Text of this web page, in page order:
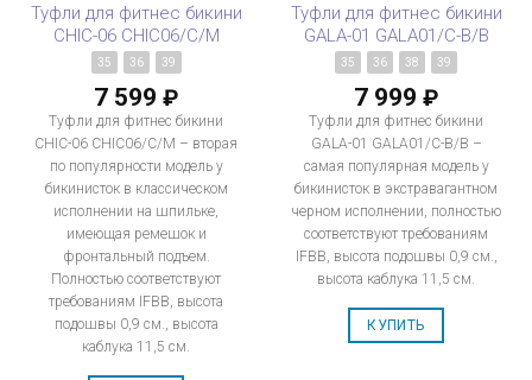
Туфли для фитнес бикини
CHIC-06 CHIC06/C/M
35 36 39
7 599 ₽
Туфли для фитнес бикини
CHIC-06 CHIC06/C/M – вторая
по популярности модель у
бикинисток в классическом
исполнении на шпильке,
имеющая ремешок и
фронтальный подъем.
Полностью соответствуют
требованиям IFBB, высота
подошвы 0,9 см., высота
каблука 11,5 см.
Туфли для фитнес бикини
GALA-01 GALA01/C-B/B
35 36 38 39
7 999 ₽
Туфли для фитнес бикини
GALA-01 GALA01/C-B/B –
самая популярная модель у
бикинисток в экстравагантном
черном исполнении, полностью
соответствуют требованиям
IFBB, высота подошвы 0,9 см.,
высота каблука 11,5 см.
КУПИТЬ